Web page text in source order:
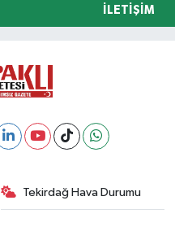
İLETIŞIM
Tekirdağ Hava Durumu